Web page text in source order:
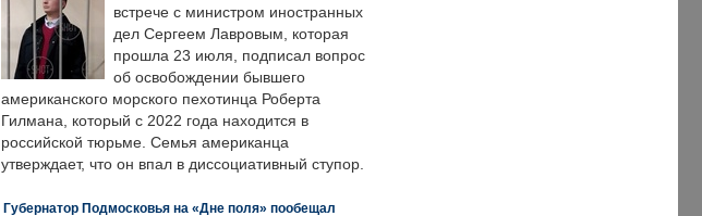
встрече с министром иностранных
дел Сергеем Лавровым, которая
прошла 23 июля, подписал вопрос
об освобождении бывшего
американского морского пехотинца Роберта
Гилмана, который с 2022 года находится в
российской тюрьме. Семья американца
утверждает, что он впал в диссоциативный ступор.
Губернатор Подмосковья на «Дне поля» пообещал